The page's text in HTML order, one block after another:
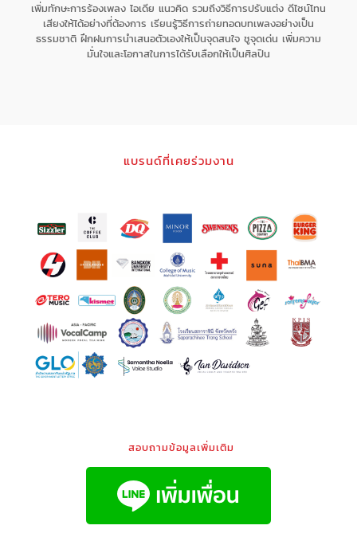
เพิ่มทักษะการร้องเพลง ไอเดีย แนวคิด รวมถึงวิธีการปรับแต่ง ดีไซน์โทน
เสียงให้ได้อย่างที่ต้องการ เรียนรู้วิธีการถ่ายทอดบทเพลงอย่างเป็น
ธรรมชาติ ฝึกฝนการนำเสนอตัวเองให้เป็นจุดสนใจ ชูจุดเด่น เพิ่มความ
มั่นใจและโอกาสในการได้รับเลือกให้เป็นศิลปิน
แบรนด์ที่เคยร่วมงาน
สอบถามข้อมูลเพิ่มเติม